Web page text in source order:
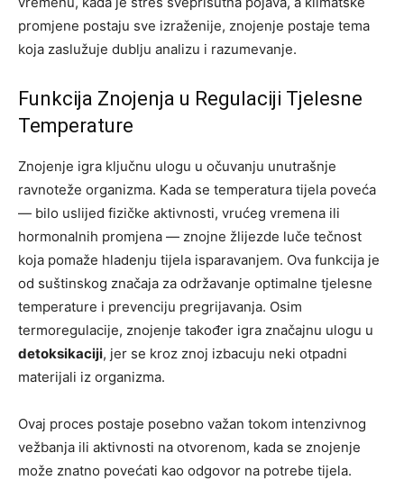
promjene postaju sve izraženije, znojenje postaje tema
koja zaslužuje dublju analizu i razumevanje.
Funkcija Znojenja u Regulaciji Tjelesne
Temperature
Znojenje igra ključnu ulogu u očuvanju unutrašnje
ravnoteže organizma. Kada se temperatura tijela poveća
— bilo uslijed fizičke aktivnosti, vrućeg vremena ili
hormonalnih promjena — znojne žlijezde luče tečnost
koja pomaže hladenju tijela isparavanjem. Ova funkcija je
od suštinskog značaja za održavanje optimalne tjelesne
temperature i prevenciju pregrijavanja. Osim
termoregulacije, znojenje također igra značajnu ulogu u
detoksikaciji, jer se kroz znoj izbacuju neki otpadni
materijali iz organizma.
Ovaj proces postaje posebno važan tokom intenzivnog
vežbanja ili aktivnosti na otvorenom, kada se znojenje
može znatno povećati kao odgovor na potrebe tijela.